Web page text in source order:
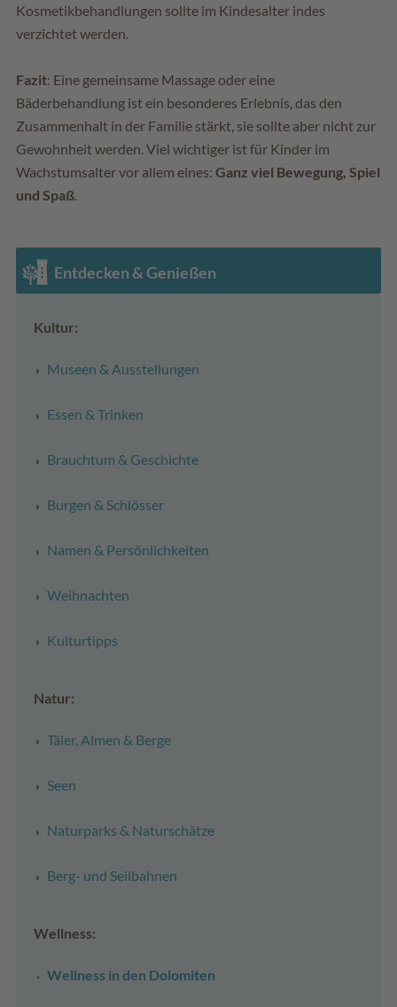
Kosmetikbehandlungen sollte im Kindesalter indes
verzichtet werden.
Fazit: Eine gemeinsame Massage oder eine
Bäderbehandlung ist ein besonderes Erlebnis, das den
Zusammenhalt in der Familie stärkt, sie sollte aber nicht zur
Gewohnheit werden. Viel wichtiger ist für Kinder im
Wachstumsalter vor allem eines: Ganz viel Bewegung, Spiel
und Spaß.
Entdecken & Genießen
Kultur:
Museen & Ausstellungen
Essen & Trinken
Brauchtum & Geschichte
Burgen & Schlösser
Namen & Persönlichkeiten
Weihnachten
Kulturtipps
Natur:
Täler, Almen & Berge
Seen
Naturparks & Naturschätze
Berg- und Seilbahnen
Wellness:
Wellness in den Dolomiten